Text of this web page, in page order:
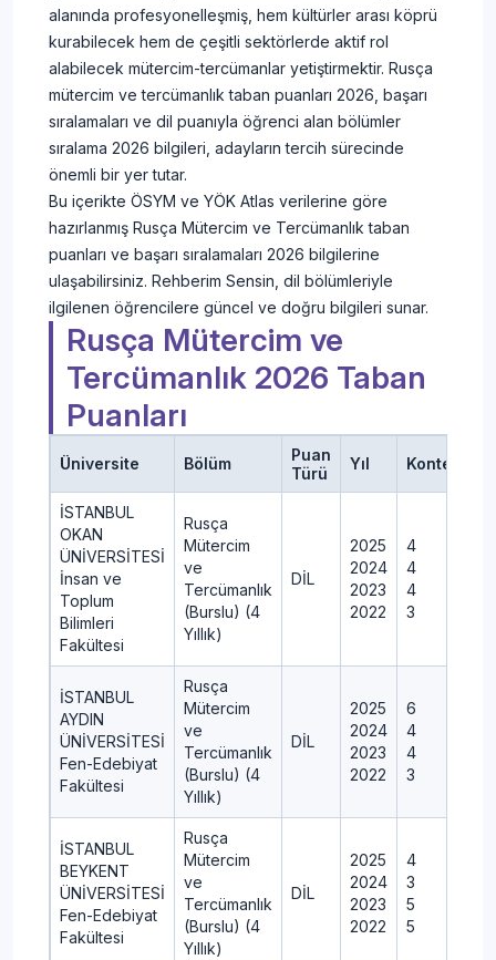
alanında profesyonelleşmiş, hem kültürler arası köprü
kurabilecek hem de çeşitli sektörlerde aktif rol
alabilecek mütercim-tercümanlar yetiştirmektir. Rusça
mütercim ve tercümanlık taban puanları 2026, başarı
sıralamaları ve dil puanıyla öğrenci alan bölümler
sıralama 2026 bilgileri, adayların tercih sürecinde
önemli bir yer tutar.
Bu içerikte ÖSYM ve YÖK Atlas verilerine göre
hazırlanmış Rusça Mütercim ve Tercümanlık taban
puanları ve başarı sıralamaları 2026 bilgilerine
ulaşabilirsiniz. Rehberim Sensin, dil bölümleriyle
ilgilenen öğrencilere güncel ve doğru bilgileri sunar.
Rusça Mütercim ve
Tercümanlık 2026 Taban
Puanları
Üniversite Bölüm
Puan
Türü
Yıl Kontenjan
İSTANBUL
OKAN
ÜNİVERSİTESİ
İnsan ve
Toplum
Bilimleri
Fakültesi
Rusça
Mütercim
ve
Tercümanlık
(Burslu) (4
Yıllık)
DİL
2025
2024
2023
2022
4
4
4
3
İSTANBUL
AYDIN
ÜNİVERSİTESİ
Fen-Edebiyat
Fakültesi
Rusça
Mütercim
ve
Tercümanlık
(Burslu) (4
Yıllık)
DİL
2025
2024
2023
2022
6
4
4
3
İSTANBUL
BEYKENT
ÜNİVERSİTESİ
Fen-Edebiyat
Fakültesi
Rusça
Mütercim
ve
Tercümanlık
(Burslu) (4
Yıllık)
DİL
2025
2024
2023
2022
4
3
5
5